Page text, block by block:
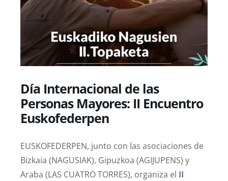
Día Internacional de las
Personas Mayores: II Encuentro
Euskofederpen
EUSKOFEDERPEN, junto con las asociaciones de
Bizkaia (NAGUSIAK), Gipuzkoa (AGIJUPENS) y
Araba (LAS CUATRO TORRES), organiza el II